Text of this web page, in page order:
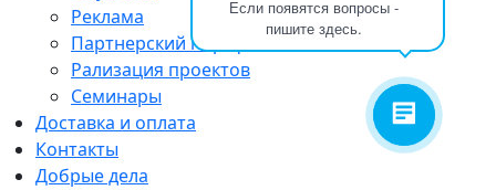
Если появятся вопросы -
пишите здесь.
Реклама
Партнерский портфель
Рализация проектов
Семинары
Доставка и оплата
Контакты
Добрые дела